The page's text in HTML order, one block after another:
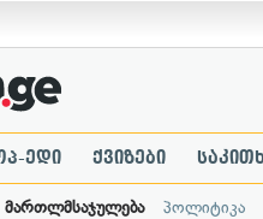
ედი ქვიზები
მართლმსაჯულება პოლიტიკა